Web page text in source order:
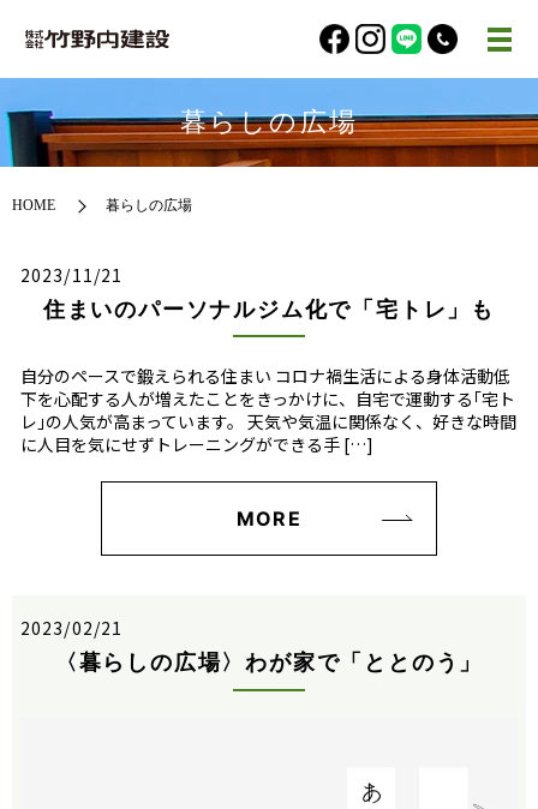
暮らしの広場
HOME 暮らしの広場
2023/11/21
住まいのパーソナルジム化で「宅トレ」も
自分のペースで鍛えられる住まい コロナ禍生活による身体活動低
下を心配する人が増えたことをきっかけに、自宅で運動する｢宅ト
レ｣の人気が高まっています。 天気や気温に関係なく、好きな時間
に人目を気にせずトレーニングができる手 […]
MORE
2023/02/21
〈暮らしの広場〉わが家で「ととのう」